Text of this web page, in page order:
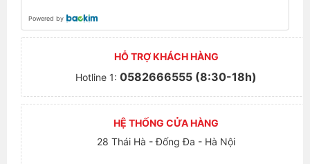
Powered by
HỖ TRỢ KHÁCH HÀNG
Hotline 1: 0582666555 (8:30-18h)
HỆ THỐNG CỬA HÀNG
28 Thái Hà - Đống Đa - Hà Nội